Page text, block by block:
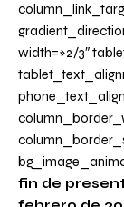
width=»2/3″
fin de